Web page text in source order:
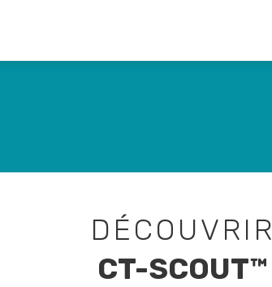
DÉCOUVRIR
CT-SCOUT™